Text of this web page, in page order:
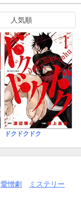
人気順
ドクドクドク
愛憎劇
ミステリー